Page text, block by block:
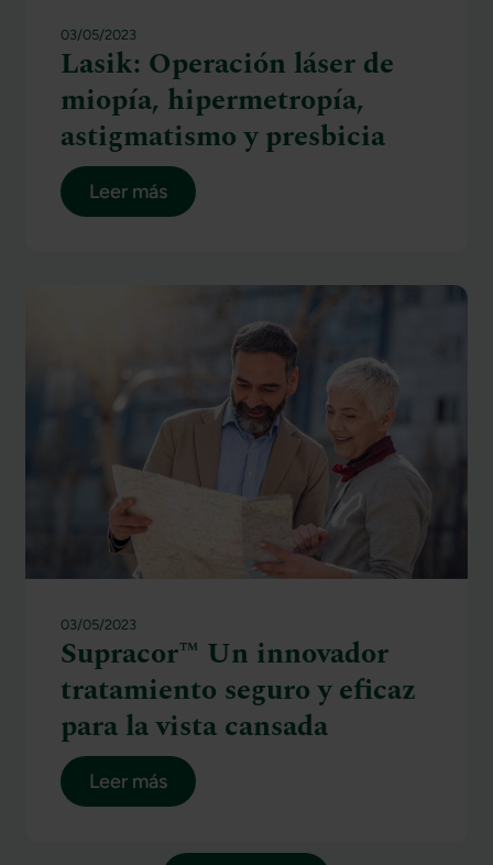
03/05/2023
Lasik: Operación láser de
miopía, hipermetropía,
astigmatismo y presbicia
Leer más
03/05/2023
Supracor™ Un innovador
tratamiento seguro y eficaz
para la vista cansada
Leer más